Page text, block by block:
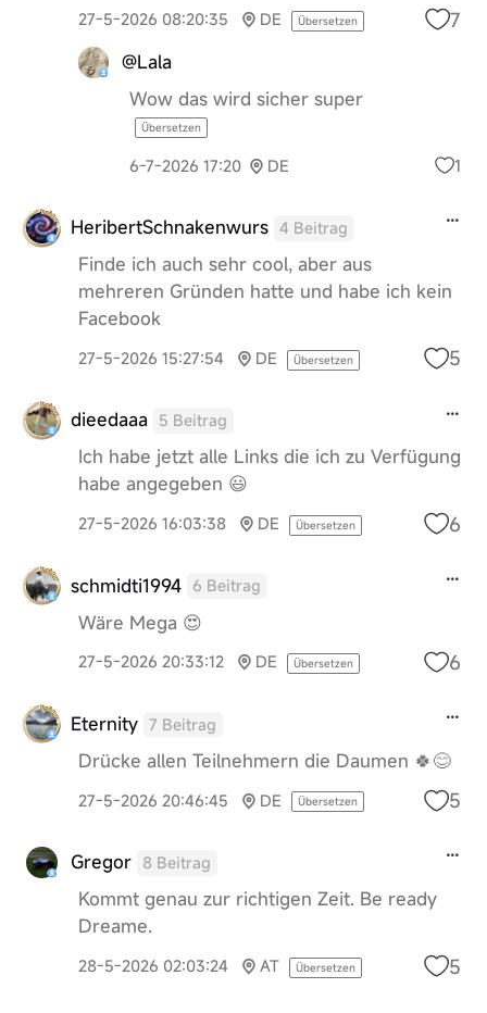
27-5-2026 08:20:35 DE Übersetzen 7
@Lala
Wow das wird sicher super
Übersetzen
6-7-2026 17:20 DE 1
HeribertSchnakenwurs 4 Beitrag
Finde ich auch sehr cool, aber aus
mehreren Gründen hatte und habe ich kein
Facebook
27-5-2026 15:27:54 DE Übersetzen 5
dieedaaa 5 Beitrag
Ich habe jetzt alle Links die ich zu Verfügung
habe angegeben 😃
27-5-2026 16:03:38 DE Übersetzen 6
schmidti1994 6 Beitrag
Wäre Mega 😍
27-5-2026 20:33:12 DE Übersetzen 6
Eternity 7 Beitrag
Drücke allen Teilnehmern die Daumen 🍀😊
27-5-2026 20:46:45 DE Übersetzen 5
Gregor 8 Beitrag
Kommt genau zur richtigen Zeit. Be ready
Dreame.
28-5-2026 02:03:24 AT Übersetzen 5